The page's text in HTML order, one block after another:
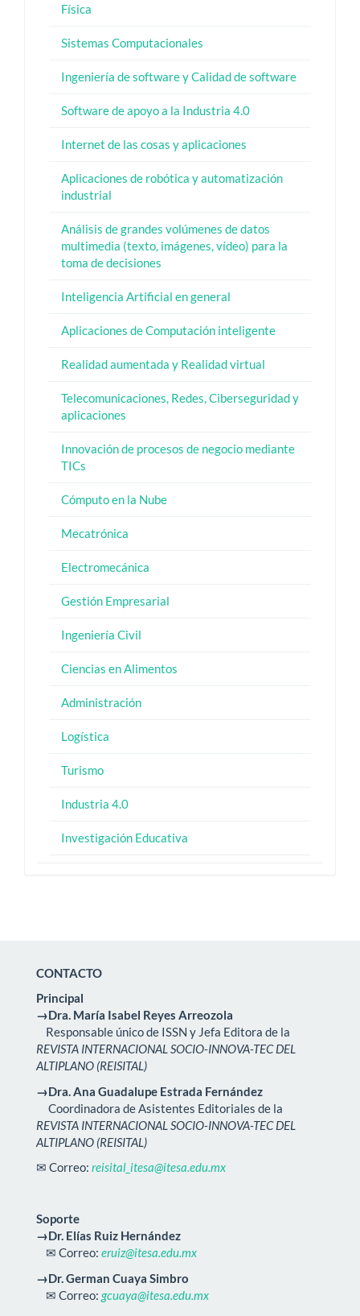
Física
Sistemas Computacionales
Ingeniería de software y Calidad de software
Software de apoyo a la Industria 4.0
Internet de las cosas y aplicaciones
Aplicaciones de robótica y automatización
industrial
Análisis de grandes volúmenes de datos
multimedia (texto, imágenes, vídeo) para la
toma de decisiones
Inteligencia Artificial en general
Aplicaciones de Computación inteligente
Realidad aumentada y Realidad virtual
Telecomunicaciones, Redes, Ciberseguridad y
aplicaciones
Innovación de procesos de negocio mediante
TICs
Cómputo en la Nube
Mecatrónica
Electromecánica
Gestión Empresarial
Ingeniería Civil
Ciencias en Alimentos
Administración
Logística
Turismo
Industria 4.0
Investigación Educativa
CONTACTO
Principal
→Dra. María Isabel Reyes Arreozola
Responsable único de ISSN y Jefa Editora de la
REVISTA INTERNACIONAL SOCIO-INNOVA-TEC DEL
ALTIPLANO (REISITAL)
→Dra. Ana Guadalupe Estrada Fernández
Coordinadora de Asistentes Editoriales de la
REVISTA INTERNACIONAL SOCIO-INNOVA-TEC DEL
ALTIPLANO (REISITAL)
✉ Correo: reisital_itesa@itesa.edu.mx
Soporte
→Dr. Elías Ruiz Hernández
✉ Correo: eruiz@itesa.edu.mx
→Dr. German Cuaya Simbro
✉ Correo: gcuaya@itesa.edu.mx